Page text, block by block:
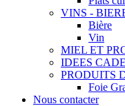
VINS -
Bière
Vin
MIEL ET
IDEES
PRODUITS
Foie
Nous contacter